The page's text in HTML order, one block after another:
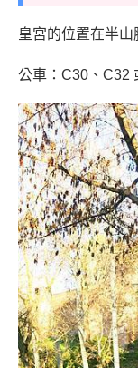
皇宮的位置在半
公車：C30、C32